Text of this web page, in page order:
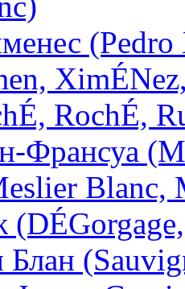
(Pedro
RochÉ,
Франсуа
Blanc,
Блан